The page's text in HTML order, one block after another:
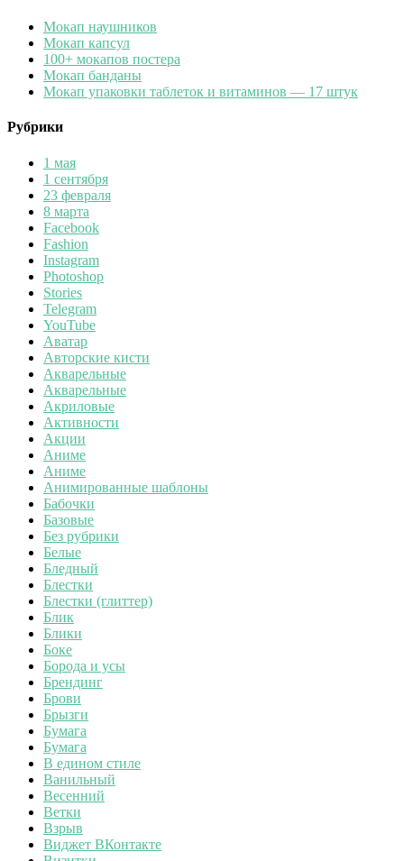
Мокап наушников
Мокап капсул
100+ мокапов постера
Мокап банданы
Мокап упаковки таблеток и витаминов — 17 штук
Рубрики
1 мая
1 сентября
23 февраля
8 марта
Facebook
Fashion
Instagram
Photoshop
Stories
Telegram
YouTube
Аватар
Авторские кисти
Акварельные
Акварельные
Акриловые
Активности
Акции
Аниме
Аниме
Анимированные шаблоны
Бабочки
Базовые
Без рубрики
Белые
Бледный
Блестки
Блестки (глиттер)
Блик
Блики
Боке
Борода и усы
Брендинг
Брови
Брызги
Бумага
Бумага
В едином стиле
Ванильный
Весенний
Ветки
Взрыв
Виджет ВКонтакте